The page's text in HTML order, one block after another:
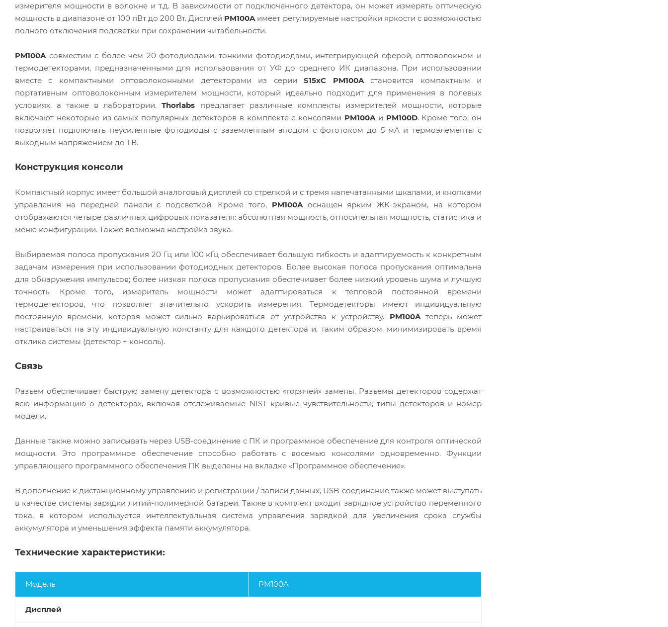
измерителя мощности в волокне и т.д. В зависимости от подключенного детектора, он может измерять оптическую
мощность в диапазоне от 100 пВт до 200 Вт. Дисплей PM100A имеет регулируемые настройки яркости с возможностью
полного отключения подсветки при сохранении читабельности.
PM100A совместим с более чем 20 фотодиодами, тонкими фотодиодами, интегрирующей сферой, оптоволокном и
термодетекторами, предназначенными для использования от УФ до среднего ИК диапазона. При использовании
вместе с компактными оптоволоконными детекторами из серииS15xC PM100Aстановится компактным и
портативным оптоволоконным измерителем мощности, который идеально подходит для применения в полевых
условиях, а также в лаборатории.Thorlabs предлагает различные комплекты измерителей мощности, которые
включают некоторые из самых популярных детекторов в комплекте с консолями PM100A и PM100D. Кроме того, он
позволяет подключать неусиленные фотодиоды с заземленным анодом с фототоком до 5 мА и термоэлементы с
выходным напряжением до 1 В.
Конструкция консоли
Компактный корпус имеет большой аналоговый дисплей со стрелкой и с тремя напечатанными шкалами, и кнопками
управления на передней панели с подсветкой. Кроме того, PM100Aоснащен ярким ЖК-экраном, на котором
отображаются четыре различных цифровых показателя: абсолютная мощность, относительная мощность, статистика и
меню конфигурации. Также возможна настройка звука.
Выбираемая полоса пропускания 20 Гц или 100 кГц обеспечивает большую гибкость и адаптируемость к конкретным
задачам измерения при использовании фотодиодных детекторов. Более высокая полоса пропускания оптимальна
для обнаружения импульсов; более низкая полоса пропускания обеспечивает более низкий уровень шума и лучшую
точность. Кроме того, измеритель мощности может адаптироваться к тепловой постоянной времени
термодетекторов, что позволяет значительно ускорить измерения. Термодетекторы имеют индивидуальную
постоянную времени, которая может сильно варьироваться от устройства к устройству. PM100Aтеперь может
настраиваться на эту индивидуальную константу для каждого детектора и, таким образом, минимизировать время
отклика системы (детектор + консоль).
Связь
Разъем обеспечивает быструю замену детектора с возможностью «горячей» замены. Разъемы детекторов содержат
всю информацию о детекторах, включая отслеживаемые NIST кривые чувствительности, типы детекторов и номер
модели.
Данные также можно записывать через USB-соединение с ПК и программное обеспечение для контроля оптической
мощности. Это программное обеспечение способно работать с восемью консолями одновременно. Функции
управляющего программного обеспечения ПК выделены на вкладке «Программное обеспечение».
В дополнение к дистанционному управлению и регистрации / записи данных, USB-соединение также может выступать
в качестве системы зарядки литий-полимерной батареи. Также в комплект входит зарядное устройство переменного
тока, в котором используется интеллектуальная система управления зарядкой для увеличения срока службы
аккумулятора и уменьшения эффекта памяти аккумулятора.
Технические характеристики:
Модель PM100A
Дисплей